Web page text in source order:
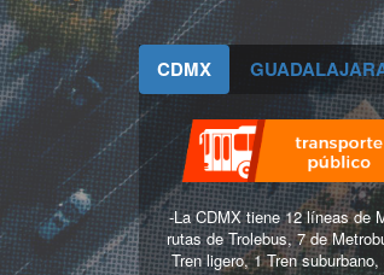
CDMX
-La CDMX tiene 12 líneas de
rutas de Trolebus, 7 de
Tren ligero, 1 Tren